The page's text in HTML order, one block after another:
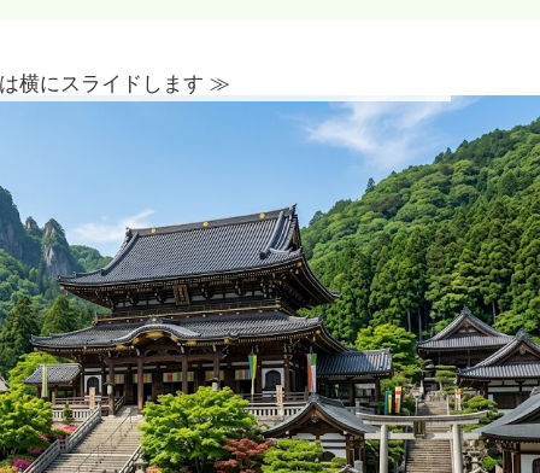
横にスライドします ≫︎